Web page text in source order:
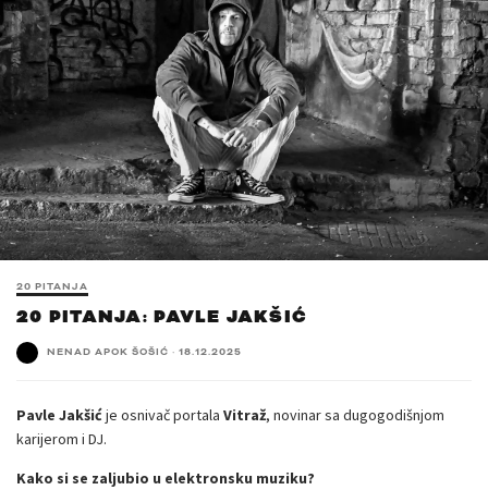
20 PITANJA
20 PITANJA: PAVLE JAKŠIĆ
NENAD APOK ŠOŠIĆ · 18.12.2025
Pavle Jakšićje osnivač portala Vitraž, novinar sa dugogodišnjom
karijerom i DJ.
Kako si se zaljubio u elektronsku muziku?